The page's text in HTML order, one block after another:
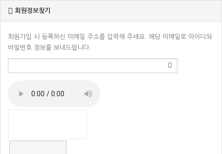
회원정보찾기
회원가입 시 등록하신 이메일 주소를 입력해 주세요. 해당 이메일로 아이디와
비밀번호 정보를 보내드립니다.